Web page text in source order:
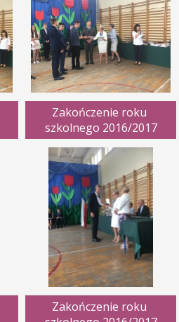
Zakończenie roku
szkolnego 2016/2017
Zakończenie roku